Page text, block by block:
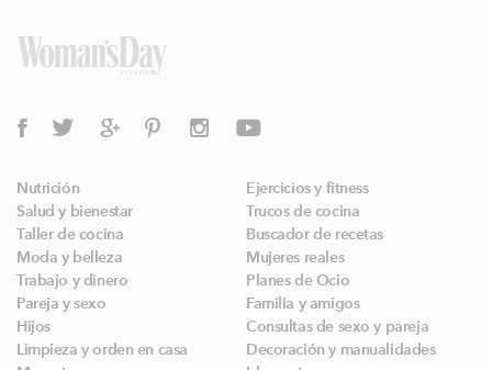
Nutrición
Ejercicios y fitness
Salud y bienestar
Trucos de cocina
Taller de cocina
Buscador de recetas
Moda y belleza
Mujeres reales
Trabajo y dinero
Planes de Ocio
Pareja y sexo
Familia y amigos
Hijos
Consultas de sexo y pareja
Limpieza y orden en casa
Decoración y manualidades